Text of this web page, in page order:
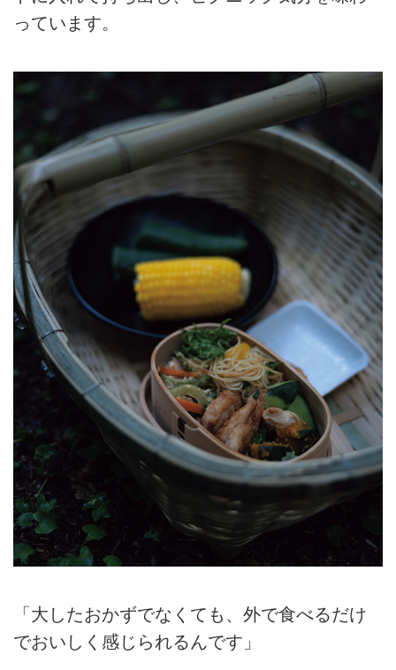
っています。
「大したおかずでなくても、外で食べるだけ
でおいしく感じられるんです」